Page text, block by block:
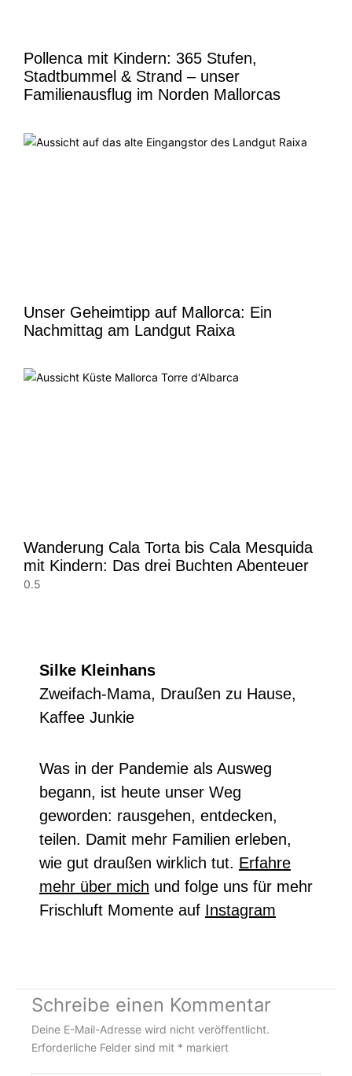
Pollenca mit Kindern: 365 Stufen,
Stadtbummel & Strand – unser
Familienausflug im Norden Mallorcas
Unser Geheimtipp auf Mallorca: Ein
Nachmittag am Landgut Raixa
Wanderung Cala Torta bis Cala Mesquida
mit Kindern: Das drei Buchten Abenteuer
Silke Kleinhans
Zweifach-Mama, Draußen zu Hause,
Kaffee Junkie
Was in der Pandemie als Ausweg
begann, ist heute unser Weg
geworden: rausgehen, entdecken,
teilen. Damit mehr Familien erleben,
wie gut draußen wirklich tut. Erfahre
mehr über mich und folge uns für mehr
Frischluft Momente auf Instagram
Schreibe einen Kommentar
Deine E-Mail-Adresse wird nicht veröffentlicht.
Erforderliche Felder sind mit * markiert